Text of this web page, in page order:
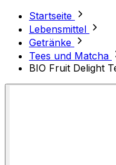
Startseite
Lebensmittel
Getränke
Tees und Matcha
BIO Fruit Delight